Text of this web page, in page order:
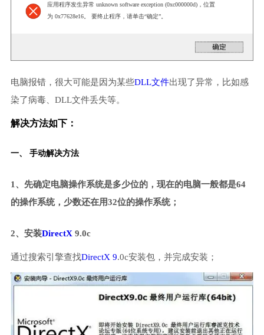
应用程序发生异常 unknown software exception (0xc000000d)，位置
为 0x77628e16。 要终止程序，请单击“确定”。
电脑报错，很大可能是因为某些DLL文件出现了异常，比如感
染了病毒、DLL文件丢失等。
解决方法如下：
一、 手动解决方法
1、先确定电脑操作系统是多少位的，现在的电脑一般都是64
的操作系统，少数还在用32位的操作系统；
2、安装DirectX 9.0c
通过搜索引擎查找DirectX 9.0c安装包，并完成安装；